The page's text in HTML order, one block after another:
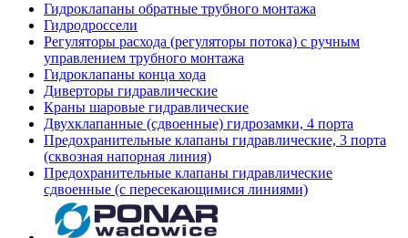
Гидроклапаны обратные трубного монтажа
Гидродроссели
Регуляторы расхода (регуляторы потока) с ручным
управлением трубного монтажа
Гидроклапаны конца хода
Диверторы гидравлические
Краны шаровые гидравлические
Двухклапанные (сдвоенные) гидрозамки, 4 порта
Предохранительные клапаны гидравлические, 3 порта
(сквозная напорная линия)
Предохранительные клапаны гидравлические
сдвоенные (с пересекающимися линиями)